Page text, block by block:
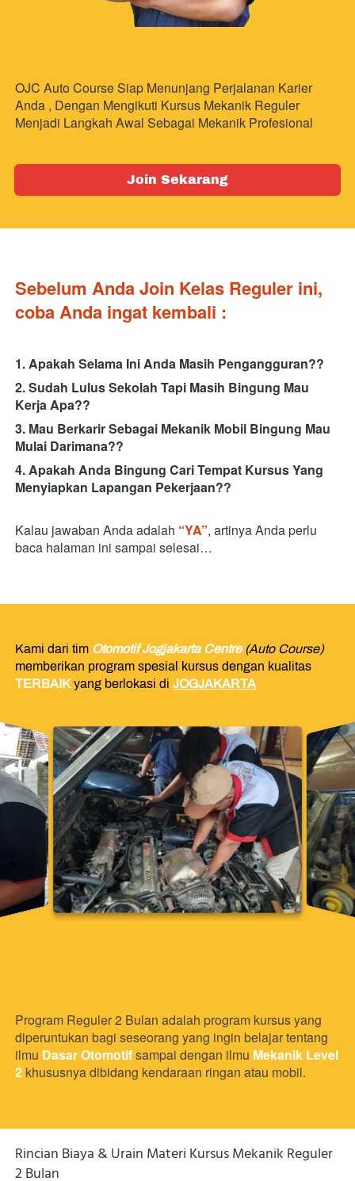
OJC Auto Course Siap Menunjang Perjalanan Karier
Anda , Dengan Mengikuti Kursus Mekanik Reguler
Menjadi Langkah Awal Sebagai Mekanik Profesional
`
Join Sekarang
Sebelum Anda Join Kelas Reguler ini,
coba Anda ingat kembali :
1. Apakah Selama Ini Anda Masih Pengangguran??
2. Sudah Lulus Sekolah Tapi Masih Bingung Mau
Kerja Apa??
3. Mau Berkarir Sebagai Mekanik Mobil Bingung Mau
Mulai Darimana??
4. Apakah Anda Bingung Cari Tempat Kursus Yang
Menyiapkan Lapangan Pekerjaan??
Kalau jawaban Anda adalah “YA”, artinya Anda perlu
baca halaman ini sampai selesai…
Kami dari tim Otomotif Jogjakarta Centre (Auto Course)
TERBAIK yang berlokasi di JOGJAKARTA
Program Reguler 2 Bulan adalah program kursus yang
diperuntukan bagi seseorang yang ingin belajar tentang
ilmu Dasar Otomotif sampai dengan ilmu Mekanik Level
2 khususnya dibidang kendaraan ringan atau mobil.
Rincian Biaya & Urain Materi Kursus Mekanik Reguler
2 Bulan